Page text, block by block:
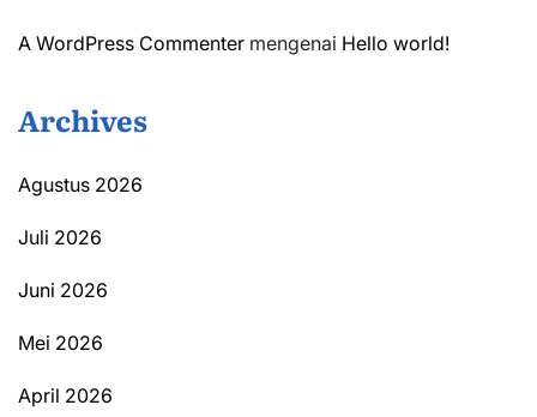
A WordPress Commenter mengenai Hello world!
Archives
Agustus 2026
Juli 2026
Juni 2026
Mei 2026
April 2026